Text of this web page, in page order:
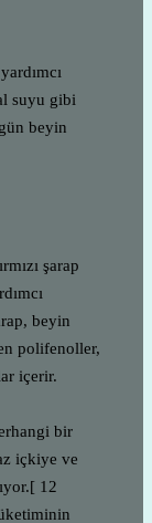
suyu gibi
beyin
şarap
beyin
polifenoller,
içerir.
bir
içkiye ve
12